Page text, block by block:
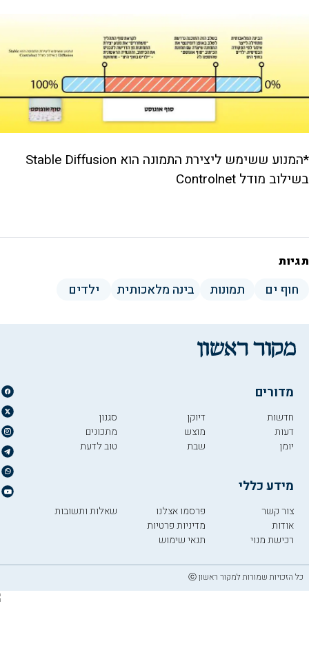
*המנוע ששימש ליצירת התמונה הוא Stable Diffusion
בשילוב מודל Controlnet
תגיות
חוף ים תמונות בינה מלאכותית ילדים
מדורים
חדשות
דעות
יומן
דיוקן
מוצש
שבת
סגנון
מתכונים
טוב לדעת
מידע כללי
צור קשר
אודות
רכישת מנוי
פרסמו אצלנו
מדיניות פרטיות
תנאי שימוש
שאלות ותשובות
כל הזכויות שמורות למקור ראשון ⓒ